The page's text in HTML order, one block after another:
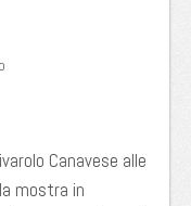
Canavese alle
mostra in